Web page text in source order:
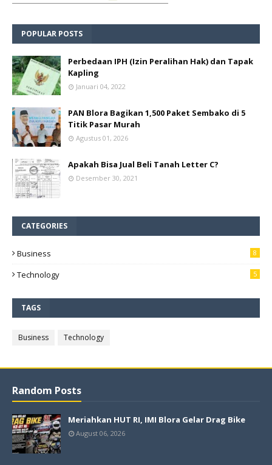
POPULAR POSTS
Perbedaan IPH (Izin Peralihan Hak) dan Tapak
Kapling
Januari 04, 2022
PAN Blora Bagikan 1,500 Paket Sembako di 5
Titik Pasar Murah
Agustus 01, 2026
Apakah Bisa Jual Beli Tanah Letter C?
Desember 30, 2021
CATEGORIES
Business 8
Technology 5
TAGS
Business Technology
Random Posts
Meriahkan HUT RI, IMI Blora Gelar Drag Bike
August 06, 2026